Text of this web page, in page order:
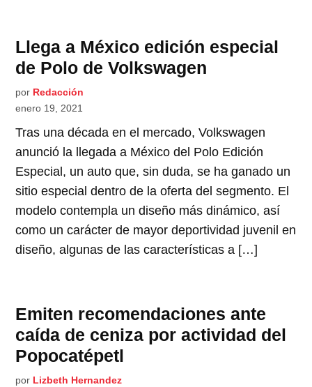
Llega a México edición especial
de Polo de Volkswagen
por Redacción
enero 19, 2021
Tras una década en el mercado, Volkswagen
anunció la llegada a México del Polo Edición
Especial, un auto que, sin duda, se ha ganado un
sitio especial dentro de la oferta del segmento. El
modelo contempla un diseño más dinámico, así
como un carácter de mayor deportividad juvenil en
diseño, algunas de las características a […]
Emiten recomendaciones ante
caída de ceniza por actividad del
Popocatépetl
por Lizbeth Hernandez